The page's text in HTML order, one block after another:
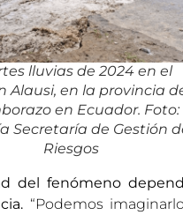
lluvias de 2024 en el
Alausi, en la provincia
en Ecuador. Foto:
Secretaría de Gestión
Riesgos
del fenómeno
“Podemos